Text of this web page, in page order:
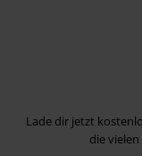
Lade dir jetzt
die